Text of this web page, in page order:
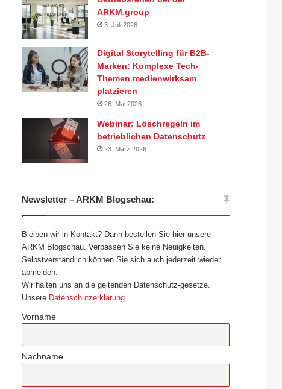
ARKM.group
3. Juli 2026
Digital Storytelling für B2B-
Marken: Komplexe Tech-
Themen medienwirksam
platzieren
26. Mai 2026
Webinar: Löschregeln im
betrieblichen Datenschutz
23. März 2026
Newsletter – ARKM Blogschau:
Bleiben wir in Kontakt? Dann bestellen Sie hier unsere
ARKM Blogschau. Verpassen Sie keine Neuigkeiten.
Selbstverständlich können Sie sich auch jederzeit wieder
abmelden.
Wir halten uns an die geltenden Datenschutz-gesetze.
Unsere Datenschutzerklärung
Vorname
Nachname